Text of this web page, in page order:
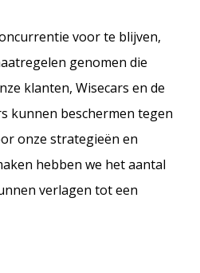
voor te blijven,
genomen die
klanten, Wisecars en de
kunnen beschermen tegen
onze strategieën en
hebben we het aantal
verlagen tot een